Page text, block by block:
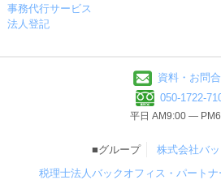
事務代行サービス
法人登記
資料・お問
050-1722-
平日 AM9:00 ―
■グループ
株式会社バ
税理士法人バックオフィス・パートナ